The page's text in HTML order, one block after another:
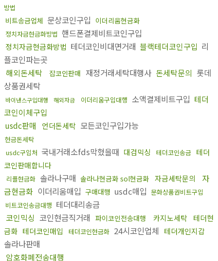
방법
비트송금업체 문상코인구입 이더리움현금화
정치자금현금화방법 핸드폰결제비트코인구입
정치자금현금화방법 테더코인비대면거래 블랙테더코인구입 리
플코인파는곳
해외돈세탁
잡코인판매 재정거래세탁대행사 돈세탁문의 롯데
상품권세탁
바이낸스구입대행 해외자금 이더리움구입대행 소액결제비트구입 테더
코인이체구입
usdc판매
언더돈세탁 모든코인구입가능
현금돈세탁
usdc구입처 국내거래소fds막혔을때 대검믹싱 테더코인송금
테더
코인판매합니다
리플현금화 솔라나구매 솔라나현금화 sol현금화 자금세탁문의
자
금현금화 이더리움매입 구매대행 usdc매입 문화상품권비트구입
비트코인송금대행 테더대리송금
코인믹싱 코인현금직거래 파이코인전송대행 카지노세탁
테더현
금화 테더코인매입 테더코인현금화 24시코인업체 테더개인지갑
솔라나판매
암호화폐전송대행